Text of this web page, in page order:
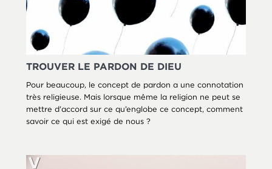
TROUVER LE PARDON DE DIEU
Pour beaucoup, le concept de pardon a une connotation
très religieuse. Mais lorsque même la religion ne peut se
mettre d’accord sur ce qu’englobe ce concept, comment
savoir ce qui est exigé de nous ?